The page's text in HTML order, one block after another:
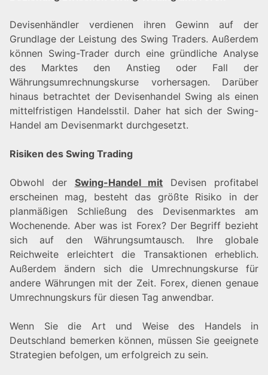
Devisenhändler verdienen ihren Gewinn auf der
Grundlage der Leistung des Swing Traders. Außerdem
können Swing-Trader durch eine gründliche Analyse
des Marktes den Anstieg oder Fall der
Währungsumrechnungskurse vorhersagen. Darüber
hinaus betrachtet der Devisenhandel Swing als einen
mittelfristigen Handelsstil. Daher hat sich der Swing-
Handel am Devisenmarkt durchgesetzt.
Risiken des Swing Trading
Obwohl der Swing-Handel mit Devisen profitabel
erscheinen mag, besteht das größte Risiko in der
planmäßigen Schließung des Devisenmarktes am
Wochenende. Aber was ist Forex? Der Begriff bezieht
sich auf den Währungsumtausch. Ihre globale
Reichweite erleichtert die Transaktionen erheblich.
Außerdem ändern sich die Umrechnungskurse für
andere Währungen mit der Zeit. Forex, dienen genaue
Umrechnungskurs für diesen Tag anwendbar.
Wenn Sie die Art und Weise des Handels in
Deutschland bemerken können, müssen Sie geeignete
Strategien befolgen, um erfolgreich zu sein.